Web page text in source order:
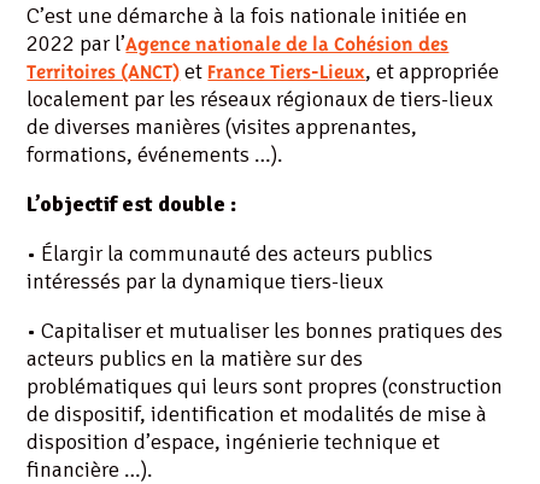
C’est une démarche à la fois nationale initiée en
2022 par l’Agence nationale de la Cohésion des
Territoires (ANCT) et France Tiers-Lieux, et appropriée
localement par les réseaux régionaux de tiers-lieux
de diverses manières (visites apprenantes,
formations, événements …).
L’objectif est double :
• Élargir la communauté des acteurs publics
intéressés par la dynamique tiers-lieux
• Capitaliser et mutualiser les bonnes pratiques des
acteurs publics en la matière sur des
problématiques qui leurs sont propres (construction
de dispositif, identification et modalités de mise à
disposition d’espace, ingénierie technique et
financière …).